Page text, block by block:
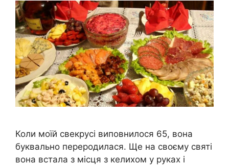
Коли моїй свекрусі виповнилося 65, вона
буквально переродилася. Ще на своєму святі
вона встала з місця з келихом у руках і